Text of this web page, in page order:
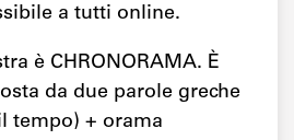
a tutti online.
è CHRONORAMA. È
da due parole greche
tempo) + orama